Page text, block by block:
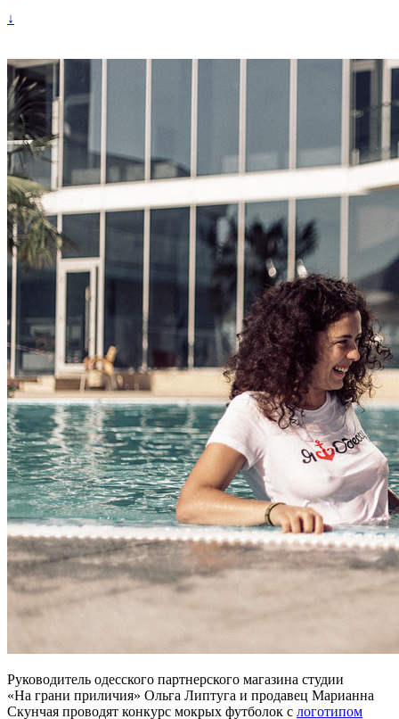
↓
Руководитель одесского партнерского магазина студии
«На грани приличия» Ольга Липтуга и продавец Марианна
Скунчая проводят конкурс мокрых футболок с логотипом